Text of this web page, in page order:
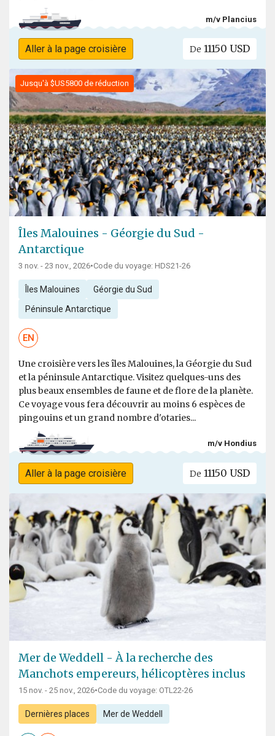
m/v Plancius
Aller à la page croisière De 11150 USD
Jusqu'à $US5800 de réduction
Îles Malouines - Géorgie du Sud -
Antarctique
3 nov. - 23 nov., 2026•Code du voyage: HDS21-26
Îles Malouines Géorgie du Sud
Péninsule Antarctique
EN
Une croisière vers les îles Malouines, la Géorgie du Sud
et la péninsule Antarctique. Visitez quelques-uns des
plus beaux ensembles de faune et de flore de la planète.
Ce voyage vous fera découvrir au moins 6 espèces de
pingouins et un grand nombre d'otaries...
m/v Hondius
Aller à la page croisière De 11150 USD
Mer de Weddell - À la recherche des
Manchots empereurs, hélicoptères inclus
15 nov. - 25 nov., 2026•Code du voyage: OTL22-26
Dernières places Mer de Weddell